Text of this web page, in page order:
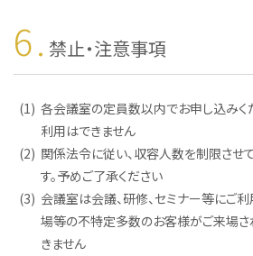
6. 禁止・注意事項
(1) 各会議室の定員数以内でお申し込みく
利用はできません
(2) 関係法令に従い、収容人数を制限させ
す。予めご了承ください
(3) 会議室は会議、研修、セミナー等にご
場等の不特定多数のお客様がご来場
きません